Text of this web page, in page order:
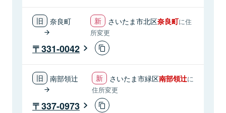
奈良町 さいたま市北区奈良町に住
所変更
331-0042
南部領辻 さいたま市緑区南部領辻に
住所変更
337-0973